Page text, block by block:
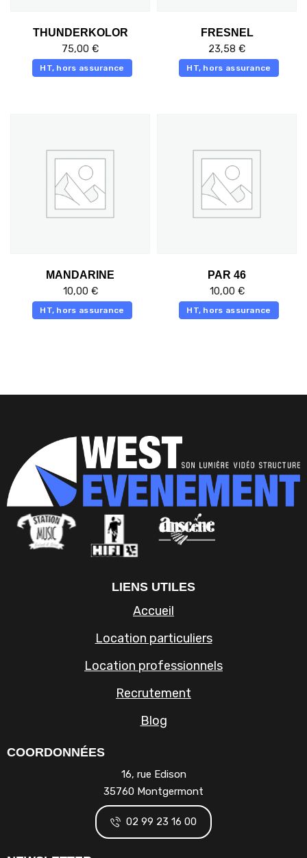
THUNDERKOLOR
75,00 €
HT, hors assurance
FRESNEL
23,58 €
HT, hors assurance
MANDARINE
10,00 €
HT, hors assurance
PAR 46
10,00 €
HT, hors assurance
LIENS UTILES
Accueil
Location particuliers
Location professionnels
Recrutement
Blog
COORDONNÉES
16, rue Edison
35760 Montgermont
02 99 23 16 00